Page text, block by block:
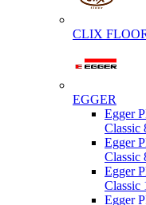
CLIX
EGGER
Egger
Classic
Egger
Classic
Egger
Classic
Egger